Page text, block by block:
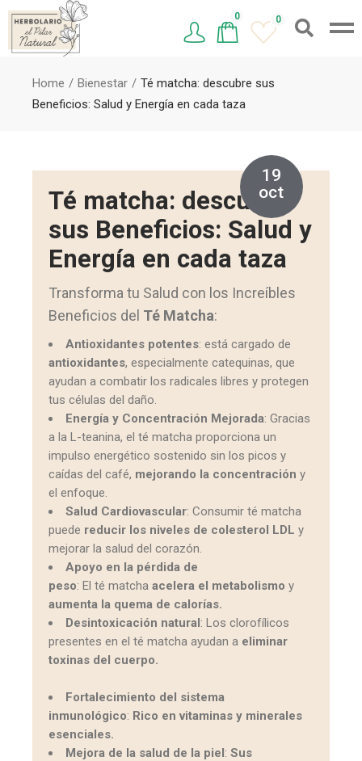
0 0
Home Bienestar
Té matcha: descubre sus
Beneficios: Salud y Energía en cada taza
19
oct
Té matcha: descubre
sus Beneficios: Salud y
Energía en cada taza
Transforma tu Salud con los Increíbles
Beneficios del Té Matcha:
Antioxidantes potentes: está cargado de
antioxidantes, especialmente catequinas, que
ayudan a combatir los radicales libres y protegen
tus células del daño.
Energía y Concentración Mejorada: Gracias
a la L-teanina, el té matcha proporciona un
impulso energético sostenido sin los picos y
caídas del café, mejorando la concentración y
el enfoque.
Salud Cardiovascular: Consumirtématcha
puede reducir los niveles de colesterol LDL y
mejorar la salud del corazón.
Apoyo en la pérdida de
peso: El té matchaacelera el metabolismoy
aumenta la quema de calorías.
Desintoxicación natural: Los clorofílicos
presentes en el té matcha ayudan a eliminar
toxinas del cuerpo.
Fortalecimiento del sistema
inmunológico: Rico en vitaminas y minerales
esenciales.
Mejora de la salud de la piel:Sus